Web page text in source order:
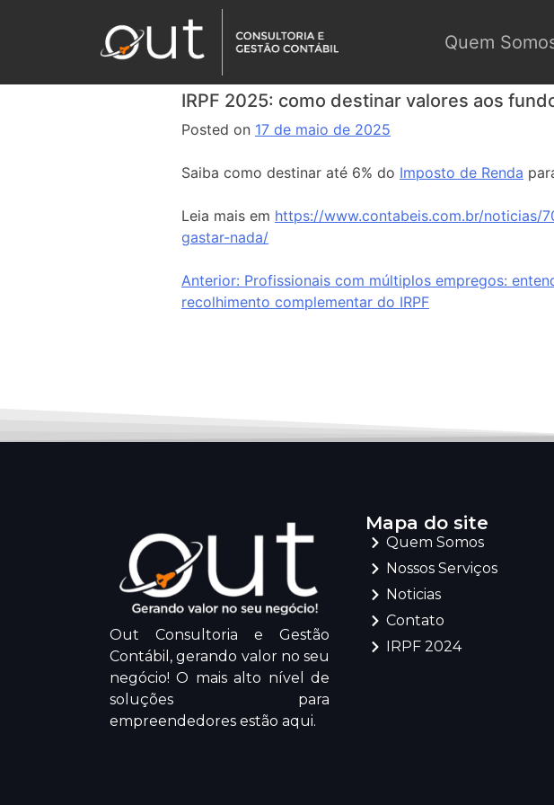
Quem
IRPF 2025: como destinar valores aos
Posted on 17 de maio de 2025
Saiba como destinar até 6% do Imposto de Renda
Leia mais em https://www.contabeis.com.br/noticias/
gastar-nada/
Anterior: Profissionais com múltiplos empregos:
recolhimento complementar do IRPF
Out Consultoria e Gestão
Contábil, gerando valor no seu
negócio! O mais alto nível de
soluções para
empreendedores estão aqui.
Mapa do site
Quem Somos
Nossos Serviços
Noticias
Contato
IRPF 2024